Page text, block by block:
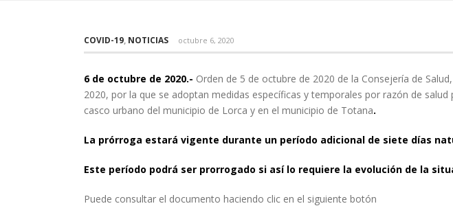
COVID-19, NOTICIAS octubre 6, 2020
6 de octubre de 2020.- Orden de 5 de octubre de 2020 de la Consejería de
2020, por la que se adoptan medidas específicas y temporales por razón de
casco urbano del municipio de Lorca y en el municipio de Totana.
La prórroga estará vigente durante un período adicional de siete días
Este período podrá ser prorrogado si así lo requiere la evolución de la
Puede consultar el documento haciendo clic en el siguiente botón